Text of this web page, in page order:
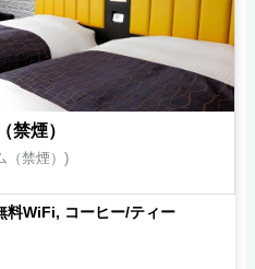
禁煙）
（禁煙）)
料WiFi, コーヒー/ティー